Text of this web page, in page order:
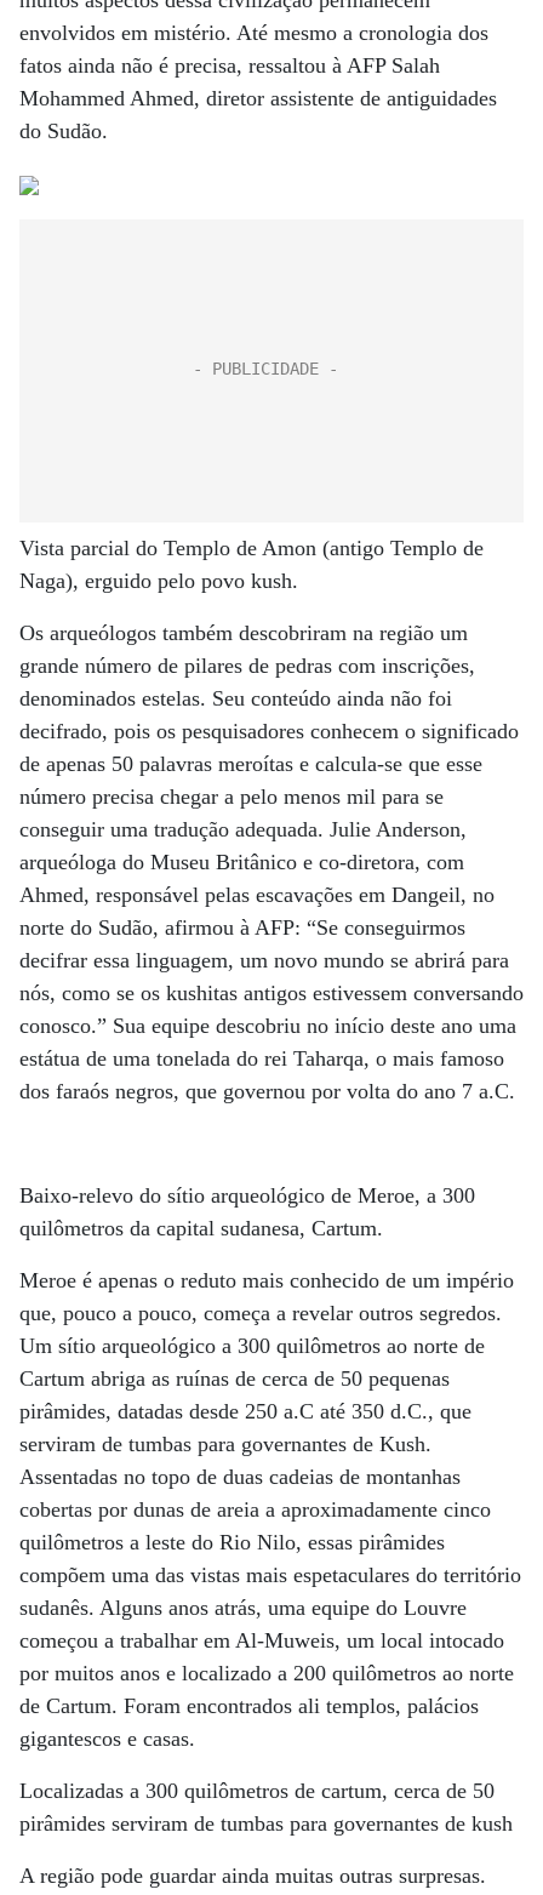
envolvidos em mistério. Até mesmo a cronologia dos
fatos ainda não é precisa, ressaltou à AFP Salah
Mohammed Ahmed, diretor assistente de antiguidades
do Sudão.
Vista parcial do Templo de Amon (antigo Templo de
Naga), erguido pelo povo kush.
Os arqueólogos também descobriram na região um
grande número de pilares de pedras com inscrições,
denominados estelas. Seu conteúdo ainda não foi
decifrado, pois os pesquisadores conhecem o significado
de apenas 50 palavras meroítas e calcula-se que esse
número precisa chegar a pelo menos mil para se
conseguir uma tradução adequada. Julie Anderson,
arqueóloga do Museu Britânico e co-diretora, com
Ahmed, responsável pelas escavações em Dangeil, no
norte do Sudão, afirmou à AFP: “Se conseguirmos
decifrar essa linguagem, um novo mundo se abrirá para
nós, como se os kushitas antigos estivessem conversando
conosco.” Sua equipe descobriu no início deste ano uma
estátua de uma tonelada do rei Taharqa, o mais famoso
dos faraós negros, que governou por volta do ano 7 a.C.
Baixo-relevo do sítio arqueológico de Meroe, a 300
quilômetros da capital sudanesa, Cartum.
Meroe é apenas o reduto mais conhecido de um império
que, pouco a pouco, começa a revelar outros segredos.
Um sítio arqueológico a 300 quilômetros ao norte de
Cartum abriga as ruínas de cerca de 50 pequenas
pirâmides, datadas desde 250 a.C até 350 d.C., que
serviram de tumbas para governantes de Kush.
Assentadas no topo de duas cadeias de montanhas
cobertas por dunas de areia a aproximadamente cinco
quilômetros a leste do Rio Nilo, essas pirâmides
compõem uma das vistas mais espetaculares do território
sudanês. Alguns anos atrás, uma equipe do Louvre
começou a trabalhar em Al-Muweis, um local intocado
por muitos anos e localizado a 200 quilômetros ao norte
de Cartum. Foram encontrados ali templos, palácios
gigantescos e casas.
Localizadas a 300 quilômetros de cartum, cerca de 50
pirâmides serviram de tumbas para governantes de kush
A região pode guardar ainda muitas outras surpresas.